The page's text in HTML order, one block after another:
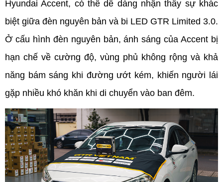
Hyundai Accent, có thể dễ dàng nhận thấy sự khác
biệt giữa đèn nguyên bản và bi LED GTR Limited 3.0.
Ở cấu hình đèn nguyên bản, ánh sáng của Accent bị
hạn chế về cường độ, vùng phủ không rộng và khả
năng bám sáng khi đường ướt kém, khiến người lái
gặp nhiều khó khăn khi di chuyển vào ban đêm.